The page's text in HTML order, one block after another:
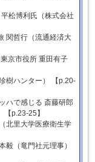
松博利氏（株式会社
関哲行（流通経済大
京市役所 重田有子
樹ハンター） 【p.20-
ハで感じる 斎藤研郎
【p.23-25】
北里大学医療衛生学
毅（竜門社元理事）